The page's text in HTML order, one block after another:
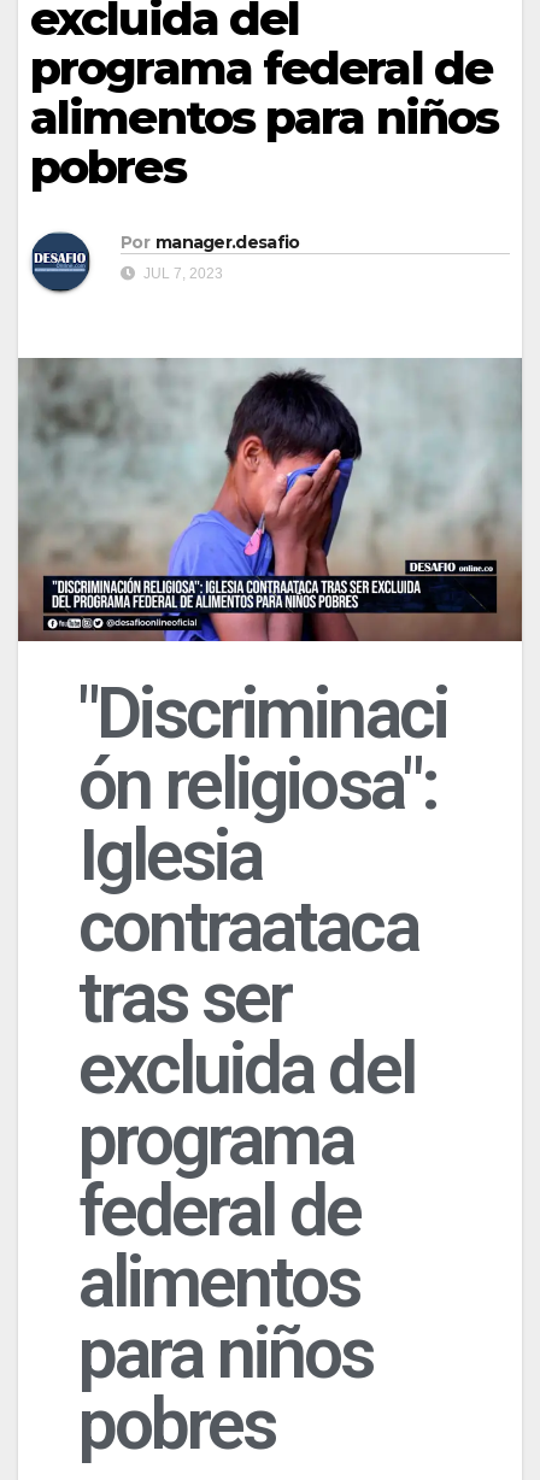
excluida del
programa federal de
alimentos para niños
pobres
Por manager.desafio
JUL 7, 2023
"Discriminaci
ón religiosa":
Iglesia
contraataca
tras ser
excluida del
programa
federal de
alimentos
para niños
pobres